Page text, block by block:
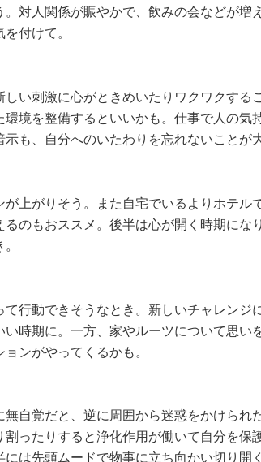
対人関係が賑やかで、飲みの会などが増え
付けて。
い刺激に心がときめいたりワクワクする
境を整備するといいかも。仕事で人の気
も、自分へのいたわりを忘れないことが大
上がりそう。また自宅でいるよりホテル
のもおススメ。後半は心が開く時期にな
行動できそうなとき。新しいチャレンジ
時期に。一方、家やルーツについて思い
ンがやってくるかも。
自覚だと、逆に周囲から迷惑をかけられ
ったりすると浄化作用が働いて自分を保
は先頭ムードで物事に立ち向かい切り開